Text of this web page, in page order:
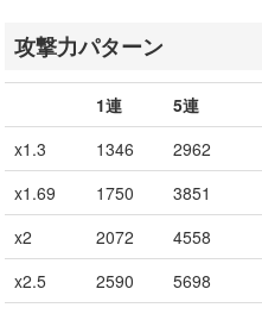
攻撃力パターン
1連 5連
x1.3
1346 2962
x1.69
1750 3851
x2
2072 4558
x2.5
2590 5698